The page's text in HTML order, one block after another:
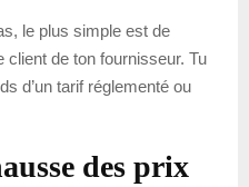
le plus simple est de
client de ton fournisseur. Tu
d’un tarif réglementé ou
des prix